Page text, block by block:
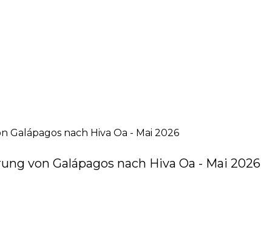
nach Hiva Oa - Mai 2026
von Galápagos nach Hiva Oa - Mai 2026